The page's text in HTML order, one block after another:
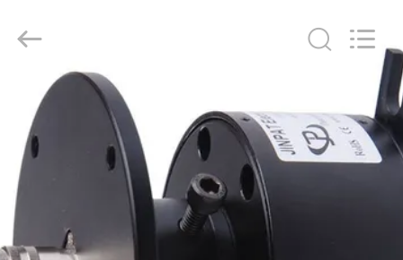
उत्पादों
वीआर
दिखाएँ